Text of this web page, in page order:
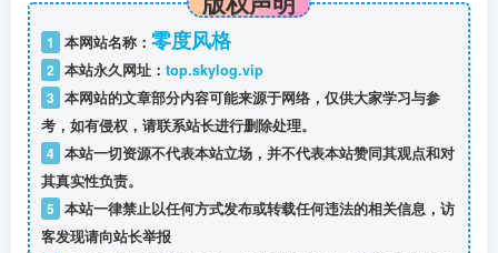
1 本网站名称： 零度风格
2 本站永久网址： top.skylog.vip
3 本网站的文章部分内容可能来源于网络，仅供大家学习与参
考，如有侵权，请联系站长进行删除处理。
4 本站一切资源不代表本站立场，并不代表本站赞同其观点和对
其真实性负责。
5 本站一律禁止以任何方式发布或转载任何违法的相关信息，访
客发现请向站长举报